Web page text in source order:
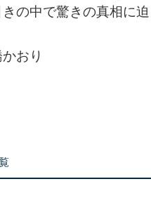
の中で驚きの真相に
おり